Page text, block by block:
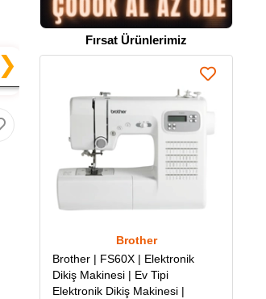
20
% 7 İndirim
x 184.83₺ =
% 9 İndirim
❯
Fırsat Ürünlerimiz
Brother
Brother | FS60X | Elektronik
Dikiş Makinesi | Ev Tipi
Elektronik Dikiş Makinesi |